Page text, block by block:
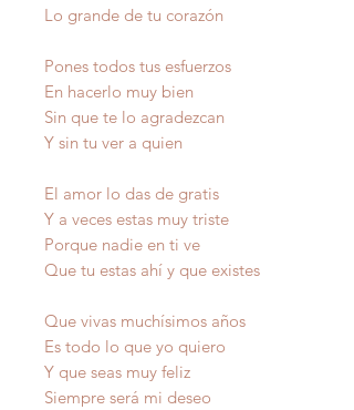
Lo grande de tu corazón
Pones todos tus esfuerzos
En hacerlo muy bien
Sin que te lo agradezcan
Y sin tu ver a quien
El amor lo das de gratis
Y a veces estas muy triste
Porque nadie en ti ve
Que tu estas ahí y que existes
Que vivas muchísimos años
Es todo lo que yo quiero
Y que seas muy feliz
Siempre será mi deseo